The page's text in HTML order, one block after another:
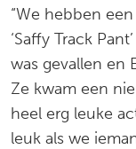
“We hebben
‘Saffy Track
was gevallen en
Ze kwam een
heel erg leuke
leuk als we